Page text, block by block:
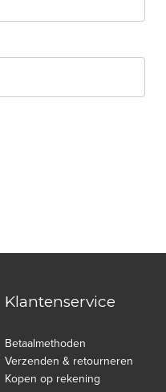
Klantenservice
Betaalmethoden
Verzenden & retourneren
Kopen op rekening